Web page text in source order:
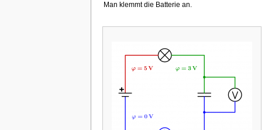
Man klemmt die Batterie an.